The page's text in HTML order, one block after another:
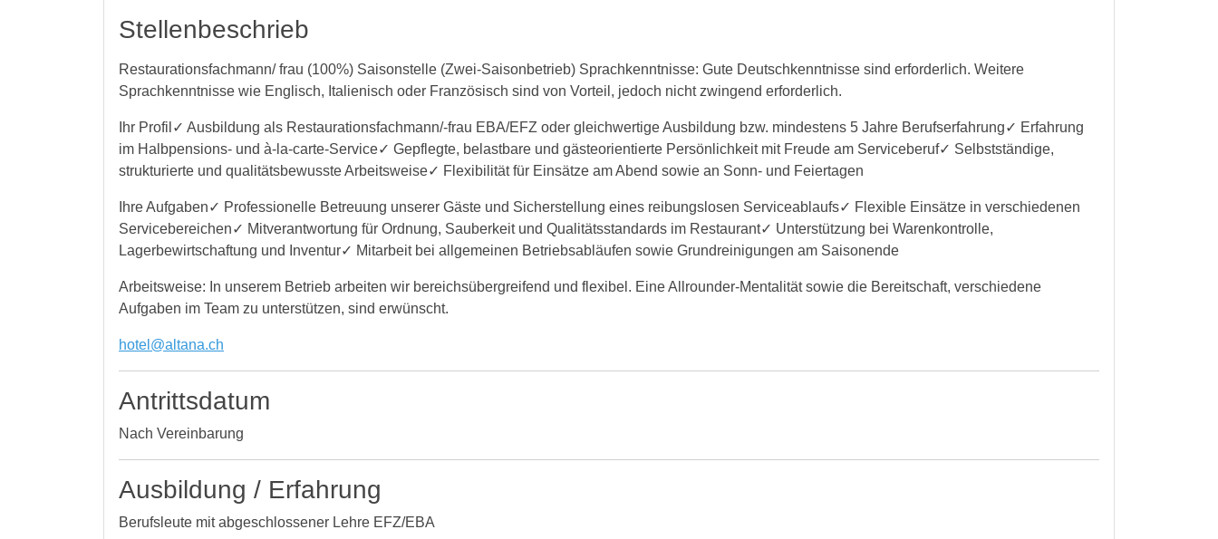
Stellenbeschrieb
Restaurationsfachmann/ frau (100%) Saisonstelle (Zwei-Saisonbetrieb) Sprachkenntnisse: Gute Deutschkenntnisse sind erforderlich. Weitere
Sprachkenntnisse wie Englisch, Italienisch oder Französisch sind von Vorteil, jedoch nicht zwingend erforderlich.
Ihr Profil✓ Ausbildung als Restaurationsfachmann/-frau EBA/EFZ oder gleichwertige Ausbildung bzw. mindestens 5 Jahre Berufserfahrung✓ Erfahrung
im Halbpensions- und à-la-carte-Service✓ Gepflegte, belastbare und gästeorientierte Persönlichkeit mit Freude am Serviceberuf✓ Selbstständige,
strukturierte und qualitätsbewusste Arbeitsweise✓ Flexibilität für Einsätze am Abend sowie an Sonn- und Feiertagen
Ihre Aufgaben✓ Professionelle Betreuung unserer Gäste und Sicherstellung eines reibungslosen Serviceablaufs✓ Flexible Einsätze in verschiedenen
Servicebereichen✓ Mitverantwortung für Ordnung, Sauberkeit und Qualitätsstandards im Restaurant✓ Unterstützung bei Warenkontrolle,
Lagerbewirtschaftung und Inventur✓ Mitarbeit bei allgemeinen Betriebsabläufen sowie Grundreinigungen am Saisonende
Arbeitsweise: In unserem Betrieb arbeiten wir bereichsübergreifend und flexibel. Eine Allrounder-Mentalität sowie die Bereitschaft, verschiedene
Aufgaben im Team zu unterstützen, sind erwünscht.
hotel@altana.ch
Antrittsdatum
Nach Vereinbarung
Ausbildung / Erfahrung
Berufsleute mit abgeschlossener Lehre EFZ/EBA